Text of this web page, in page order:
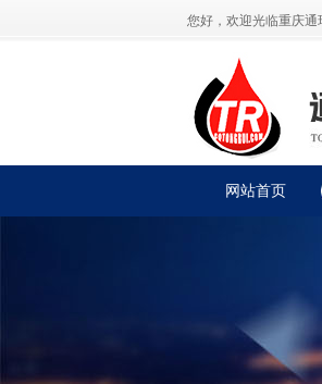
您好，欢迎光临重庆通
网站首页